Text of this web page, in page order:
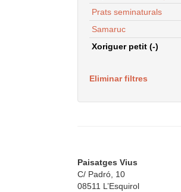
Prats seminaturals
Samaruc
Xoriguer petit (-)
Eliminar filtres
Paisatges Vius
C/ Padró, 10
08511 L’Esquirol